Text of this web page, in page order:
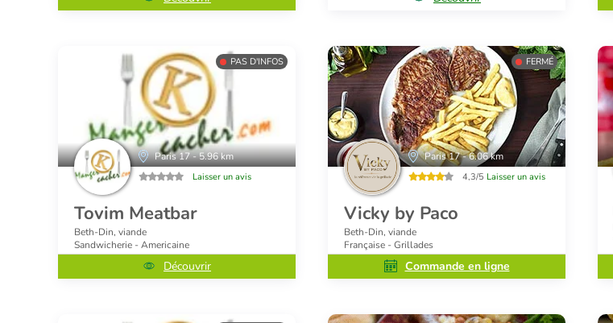
PAS D'INFOS
Paris 17 - 5.96 km
Laisser un avis
Tovim Meatbar
Beth-Din, viande
Sandwicherie - Americaine
Découvrir
FERMÉ
Paris 17 - 6.06 km
4,3/5 Laisser un avis
Vicky by Paco
Beth-Din, viande
Française - Grillades
Commande en ligne